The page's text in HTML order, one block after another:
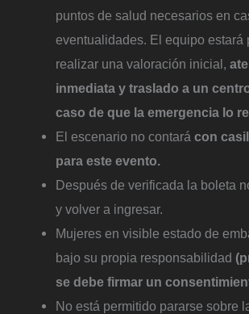
puntos de salud necesarios en
eventualidades. El equipo estará
realizar una valoración inicial,
inmediata y traslado a un
caso de que la emergencia lo
El escenario no contarácon
para este evento.
Después de verificada la boleta
y volver a ingresar.
Mujeres en visible estado de
bajo su propia responsabilidad
se debe firmar un
No está permitido pararse sobre